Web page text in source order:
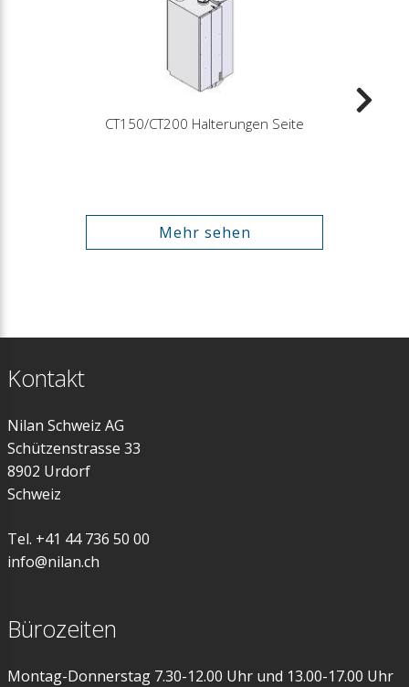
CT150/CT200 Halterungen Seite
Mehr sehen
Kontakt
Nilan Schweiz AG
Schützenstrasse 33
8902 Urdorf
Schweiz
Tel. +41 44 736 50 00
info@nilan.ch
Bürozeiten
Montag-Donnerstag 7.30-12.00 Uhr und 13.00-17.00 Uhr